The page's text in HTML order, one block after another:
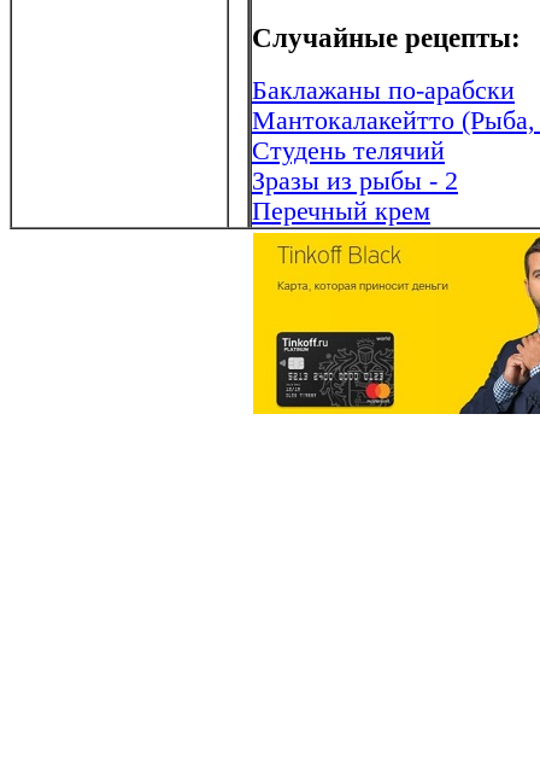
Случайные рецепты:
Баклажаны по-арабски
Мантокалакейтто
Студень телячий
Зразы из рыбы - 2
Перечный крем